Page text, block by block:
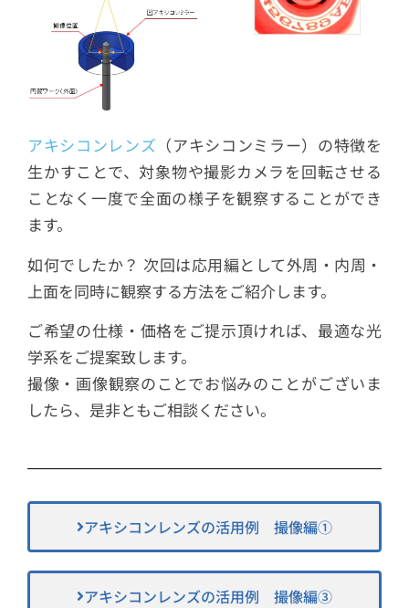
アキシコンレンズ （アキシコンミラー）の特徴を
生かすことで、対象物や撮影カメラを回転させる
ことなく一度で全面の様子を観察することができ
ます。
如何でしたか？ 次回は応用編として外周・内周・
上面を同時に観察する方法をご紹介します。
ご希望の仕様・価格をご提示頂ければ、最適な光
学系をご提案致します。
撮像・画像観察のことでお悩みのことがございま
したら、是非ともご相談ください。
アキシコンレンズの活用例 撮像編①
アキシコンレンズの活用例 撮像編③